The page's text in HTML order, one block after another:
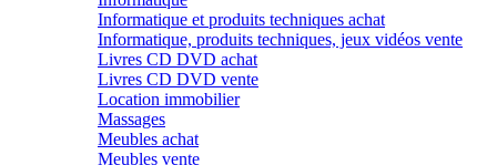
Informatique et produits techniques achat
Informatique, produits techniques, jeux vidéos vente
Livres CD DVD achat
Livres CD DVD vente
Location immobilier
Massages
Meubles achat
Meubles vente